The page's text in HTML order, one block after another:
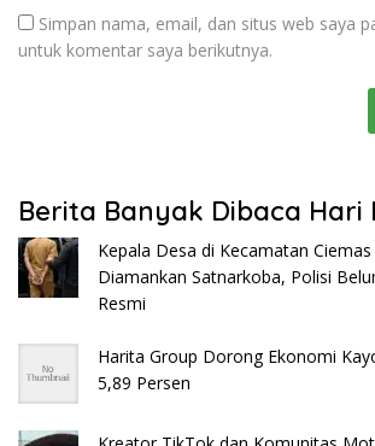
Simpan nama, email, dan situs web saya
untuk komentar saya berikutnya.
Berita Banyak Dibaca Hari
Kepala Desa di Kecamatan
Diamankan Satnarkoba, Polisi
Resmi
Harita Group Dorong Ekonomi
5,89 Persen